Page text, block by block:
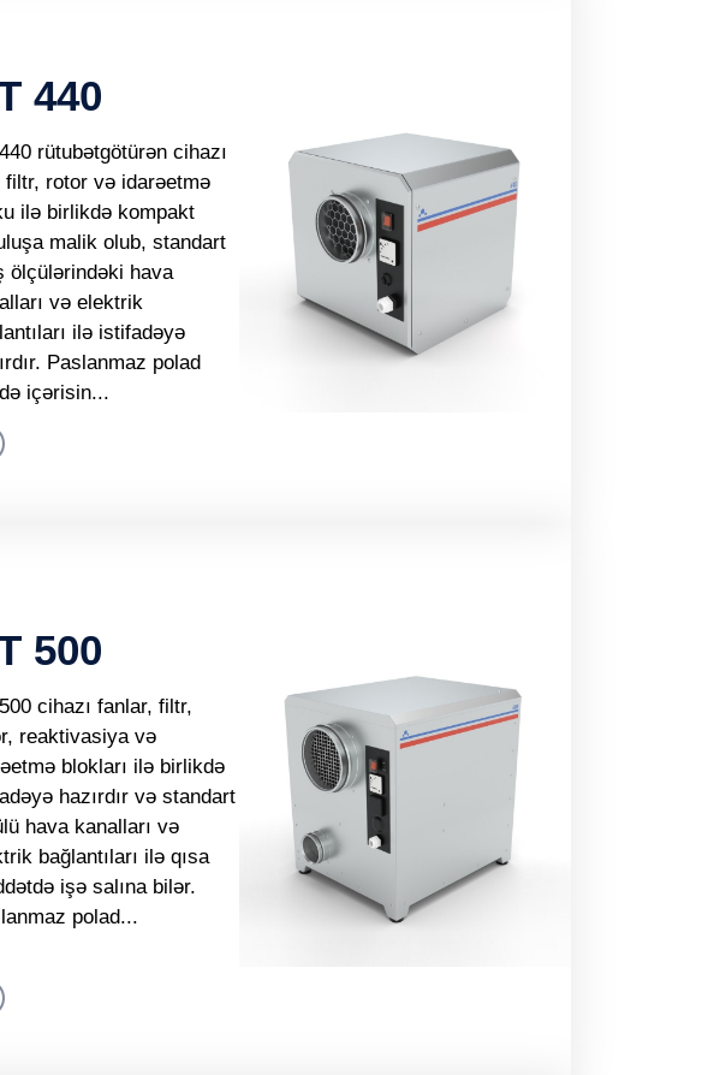
440
rütubətgötürən cihazı
filtr, rotor və idarəetmə
ilə birlikdə kompakt
malik olub, standart
ölçülərindəki hava
və elektrik
ilə istifadəyə
Paslanmaz polad
içərisin...
500
cihazı fanlar, filtr,
reaktivasiya və
blokları ilə birlikdə
hazırdır və standart
hava kanalları və
bağlantıları ilə qısa
işə salına bilər.
polad...